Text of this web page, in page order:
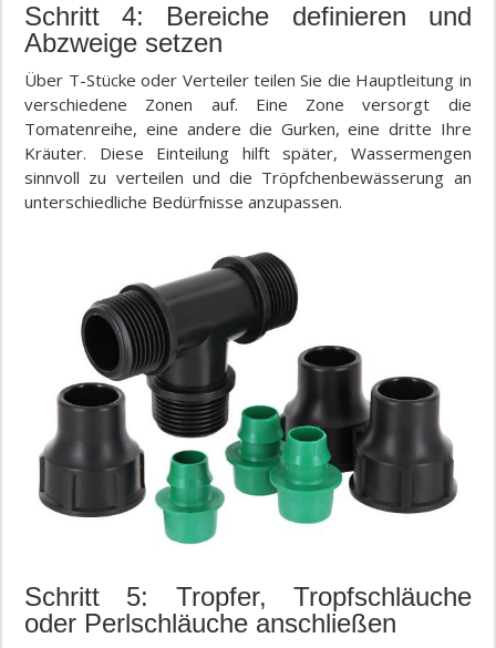
Schritt 4: Bereiche definieren und
Abzweige setzen
Über T-Stücke oder Verteiler teilen Sie die Hauptleitung in
verschiedene Zonen auf. Eine Zone versorgt die
Tomatenreihe, eine andere die Gurken, eine dritte Ihre
Kräuter. Diese Einteilung hilft später, Wassermengen
sinnvoll zu verteilen und die Tröpfchenbewässerung an
unterschiedliche Bedürfnisse anzupassen.
Schritt 5: Tropfer, Tropfschläuche
oder Perlschläuche anschließen